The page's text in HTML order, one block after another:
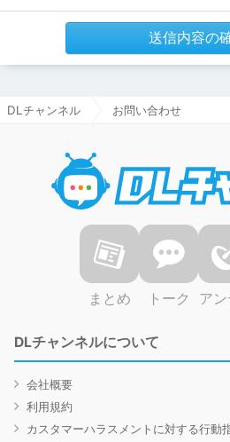
送信内容の
DLチャンネル お問い合わせ
まとめ トーク ア
DLチャンネルについて
会社概要
利用規約
カスタマーハラスメントに対する行動